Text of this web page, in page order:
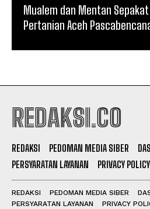
Mualem dan Mentan
Pertanian Aceh
REDAKSI.CO
REDAKSI PEDOMAN MEDIA SIBER
PERSYARATAN LAYANAN
PRIVACY POLICY
REDAKSI PEDOMAN MEDIA SIBER
PERSYARATAN LAYANAN
PRIVACY